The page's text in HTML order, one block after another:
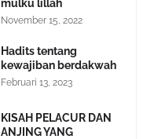
mulku lillah
November 15, 2022
Hadits tentang
kewajiban berdakwah
Februari 13, 2023
KISAH PELACUR DAN
ANJING YANG